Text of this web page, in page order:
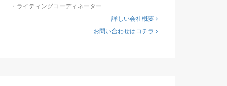
・ライティングコーディネーター
詳しい会社概要
お問い合わせはコチラ